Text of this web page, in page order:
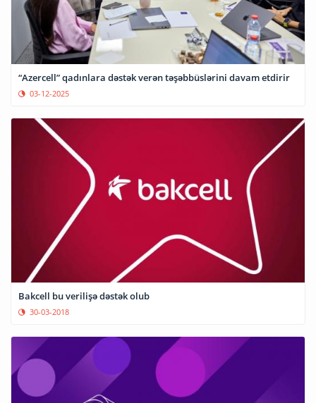
“Azercell” qadınlara dəstək verən təşəbbüslərini davam etdirir
03-12-2025
Bakcell bu verilişə dəstək olub
30-03-2018